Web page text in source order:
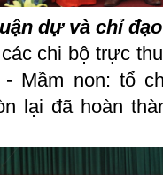
dự và chỉ
chi bộ trực
Mầm non: tổ
lại đã hoàn